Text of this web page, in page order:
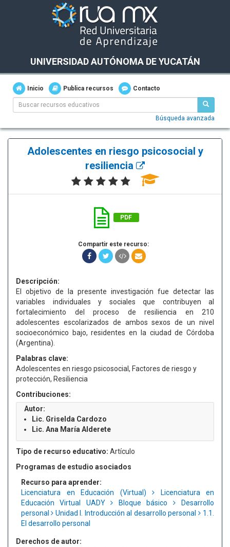
UNIVERSIDAD AUTÓNOMA DE YUCATÁN
Inicio Publica recursos Contacto
Búsqueda avanzada
Adolescentes en riesgo psicosocial y
resiliencia
PDF
Compartir este recurso:
Descripción:
El objetivo de la presente investigación fue detectar las
variables individuales y sociales que contribuyen al
fortalecimiento del proceso de resiliencia en 210
adolescentes escolarizados de ambos sexos de un nivel
socioeconómico bajo, residentes en la ciudad de Córdoba
(Argentina).
Palabras clave:
Adolescentes en riesgo psicosocial, Factores de riesgo y
protección, Resiliencia
Contribuciones:
Autor:
Lic. Griselda Cardozo
Lic. Ana María Alderete
Tipo de recurso educativo: Artículo
Programas de estudio asociados
Recurso para aprender:
Licenciatura en Educación (Virtual)
Licenciatura en
Educación Virtual UADY
Bloque básico
Desarrollo
personal
Unidad I. Introducción al desarrollo personal
1.1.
El desarrollo personal
Derechos de autor: